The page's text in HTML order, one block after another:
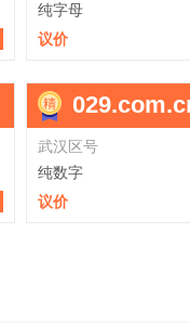
拼音
gga.cn
狗狗爱，果果爱
纯字母